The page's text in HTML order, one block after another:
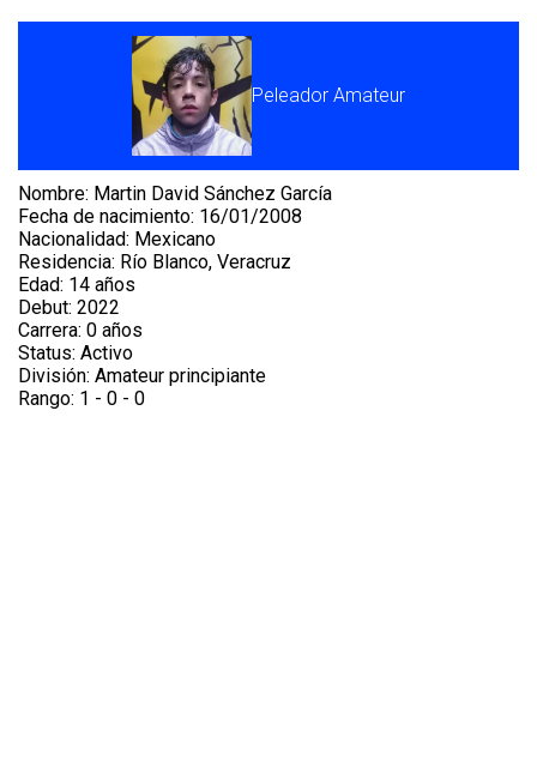
Peleador Amateur
Nombre: Martin David Sánchez García
Fecha de nacimiento: 16/01/2008
Nacionalidad: Mexicano
Residencia: Río Blanco, Veracruz
Edad: 14 años
Debut: 2022
Carrera: 0 años
Status: Activo
División: Amateur principiante
Rango: 1 - 0 - 0
Share your page
Share on Facebook
Share on Linkedin
Share on Twitter
Share on WhatsApp
Subscribe page